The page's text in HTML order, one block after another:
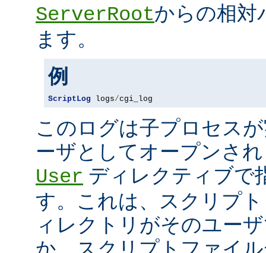
ServerRootからの相対
ます。
例
ScriptLog logs/cgi_log
このログは子プロセス
ーザとしてオープンさ
User ディレクティブで
す。これは、スクリプ
ィレクトリがそのユー
か、スクリプトファイ